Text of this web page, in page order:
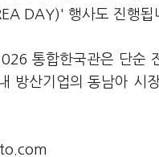
DAY)' 행사도 진행됩
통합한국관은 단순
방산기업의 동남아 시